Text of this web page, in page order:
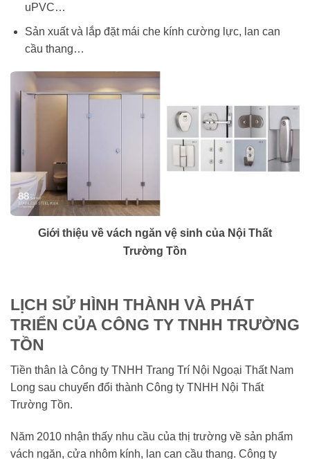
uPVC…
Sản xuất và lắp đặt mái che kính cường lực, lan can
cầu thang…
Giới thiệu về vách ngăn vệ sinh của Nội Thất
Trường Tồn
LỊCH SỬ HÌNH THÀNH VÀ PHÁT
TRIỂN CỦA CÔNG TY TNHH TRƯỜNG
TỒN
Tiền thân là Công ty TNHH Trang Trí Nội Ngoại Thất Nam
Long sau chuyển đổi thành Công ty TNHH Nội Thất
Trường Tồn.
Năm 2010 nhận thấy nhu cầu của thị trường về sản phẩm
vách ngăn, cửa nhôm kính, lan can cầu thang. Công ty